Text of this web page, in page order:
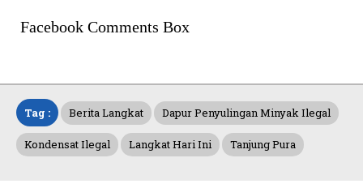
Facebook Comments Box
Tag : Berita Langkat Dapur Penyulingan Minyak Ilegal
Kondensat Ilegal Langkat Hari Ini Tanjung Pura